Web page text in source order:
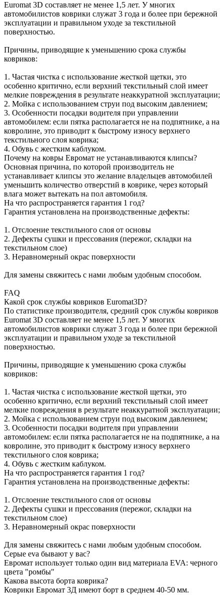
Euromat 3D составляет не менее 1,5 лет. У многих
автомобилистов коврики служат 3 года и более при бережной
эксплуатации и правильном уходе за текстильной
поверхностью.
Причины, приводящие к уменьшению срока службы
ковриков:
1. Частая чистка с использование жесткой щетки, это
особенно критично, если верхний текстильный слой имеет
мелкие повреждения в результате неаккуратной эксплуатации;
2. Мойка с использованием струи под высоким давлением;
3. Особенности посадки водителя при управлении
автомобилем: если пятка располагается не на подпятнике, а на
ковролине, это приводит к быстрому износу верхнего
текстильного слоя коврика;
4. Обувь с жестким каблуком.
Почему на ковры Евромат не устанавливаются клипсы?
Основная причина, по которой производитель не
устанавливает клипсы это желание владельцев автомобилей
уменьшить количество отверстий в коврике, через который
влага может вытекать на пол автомобиля.
На что распространяется гарантия 1 год?
Гарантия установлена на производственные дефекты:
1. Отслоение текстильного слоя от основы
2. Дефекты сушки и прессования (пережог, складки на
текстильном слое)
3. Неравномерный окрас поверхности
Для замены свяжитесь с нами любым удобным способом.
FAQ
Какой срок службы ковриков Euromat3D?
По статистике производителя, средний срок службы ковриков
Euromat 3D составляет не менее 1,5 лет. У многих
автомобилистов коврики служат 3 года и более при бережной
эксплуатации и правильном уходе за текстильной
поверхностью.
Причины, приводящие к уменьшению срока службы
ковриков:
1. Частая чистка с использование жесткой щетки, это
особенно критично, если верхний текстильный слой имеет
мелкие повреждения в результате неаккуратной эксплуатации;
2. Мойка с использованием струи под высоким давлением;
3. Особенности посадки водителя при управлении
автомобилем: если пятка располагается не на подпятнике, а на
ковролине, это приводит к быстрому износу верхнего
текстильного слоя коврика;
4. Обувь с жестким каблуком.
На что распространяется гарантия 1 год?
Гарантия установлена на производственные дефекты:
1. Отслоение текстильного слоя от основы
2. Дефекты сушки и прессования (пережог, складки на
текстильном слое)
3. Неравномерный окрас поверхности
Для замены свяжитесь с нами любым удобным способом.
Серые eva бывают у вас?
Евромат использует только один вид материала EVA: черного
цвета "ромбы"
Какова высота борта коврика?
Коврики Евромат 3Д имеют борт в среднем 40-50 мм.